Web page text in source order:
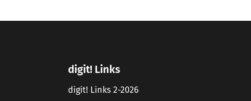
digit! Links
digit! Links 2-2026